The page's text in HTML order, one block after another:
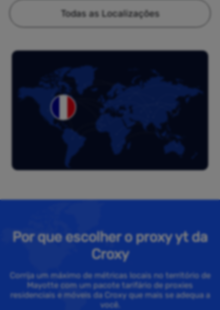
Todas as Localizações
Por que escolher o proxy yt da
Croxy
Corrija um máximo de métricas locais no território de
Mayotte com um pacote tarifário de proxies
residenciais e móveis da Croxy que mais se adequa a
você.